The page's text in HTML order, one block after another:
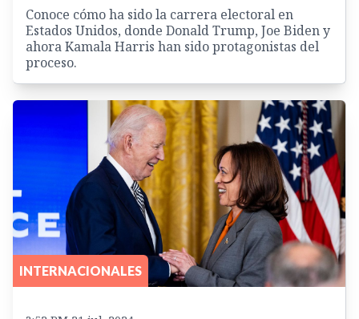
Conoce cómo ha sido la carrera electoral en
Estados Unidos, donde Donald Trump, Joe Biden y
ahora Kamala Harris han sido protagonistas del
proceso.
INTERNACIONALES